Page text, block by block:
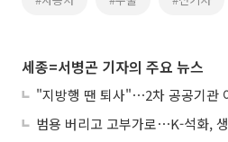
세종=서병곤 기자의 주요 뉴스